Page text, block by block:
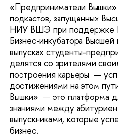
«Предприниматели
подкастов, запущенных
НИУ ВШЭ при поддержке
Бизнес-инкубатора
выпусках студенты-
делятся со зрителями
построения карьеры —
достижениями на этом
Вышки» — это платформа
знаниями между
выпускниками, которые
бизнес.